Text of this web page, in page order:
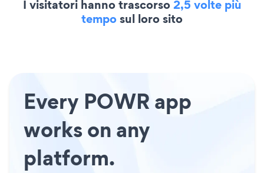
I visitatori hanno trascorso2,5 volte più
temposul loro sito
Every POWR app
works on any
platform.